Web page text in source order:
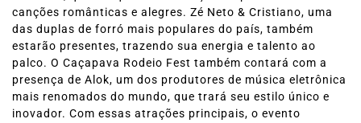
canções românticas e alegres. Zé Neto & Cristiano, uma
das duplas de forró mais populares do país, também
estarão presentes, trazendo sua energia e talento ao
palco. O Caçapava Rodeio Fest também contará com a
presença de Alok, um dos produtores de música eletrônica
mais renomados do mundo, que trará seu estilo único e
inovador. Com essas atrações principais, o evento